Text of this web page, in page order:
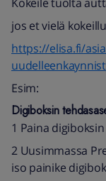
jos et vielä
https://elisa.fi/
Esim:
Digiboksin
1 Paina
2 Uusimmassa
iso painike